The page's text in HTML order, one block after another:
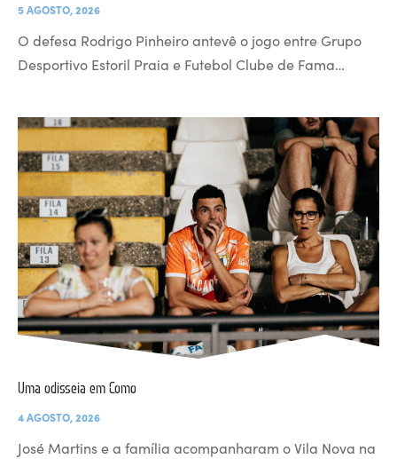
5 AGOSTO, 2026
O defesa Rodrigo Pinheiro antevê o jogo entre Grupo
Desportivo Estoril Praia e Futebol Clube de Fama…
Uma odisseia em Como
4 AGOSTO, 2026
José Martins e a família acompanharam o Vila Nova na